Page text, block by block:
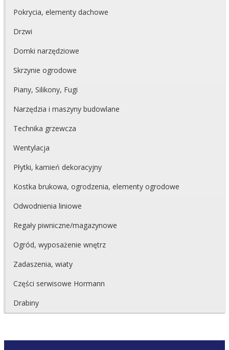
Pokrycia, elementy dachowe
Drzwi
Domki narzędziowe
Skrzynie ogrodowe
Piany, Silikony, Fugi
Narzędzia i maszyny budowlane
Technika grzewcza
Wentylacja
Płytki, kamień dekoracyjny
Kostka brukowa, ogrodzenia, elementy ogrodowe
Odwodnienia liniowe
Regały piwniczne/magazynowe
Ogród, wyposażenie wnętrz
Zadaszenia, wiaty
Części serwisowe Hormann
Drabiny